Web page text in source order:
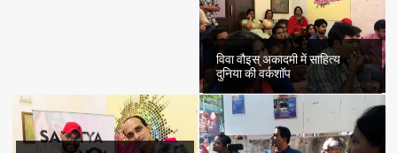
विवा वौइस् अकादमी में साहित्य
दुनिया की वर्कशॉप